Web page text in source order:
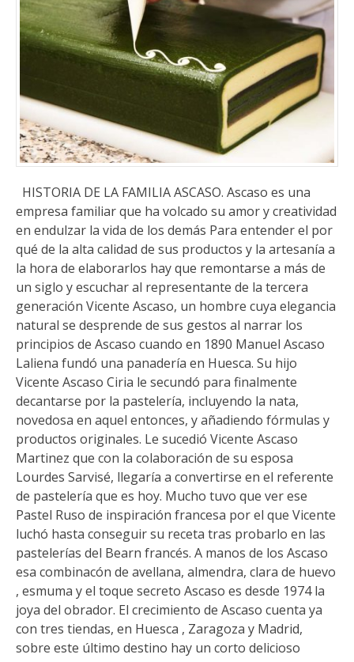
HISTORIA DE LA FAMILIA ASCASO. Ascaso es una
empresa familiar que ha volcado su amor y creatividad
en endulzar la vida de los demás Para entender el por
qué de la alta calidad de sus productos y la artesanía a
la hora de elaborarlos hay que remontarse a más de
un siglo y escuchar al representante de la tercera
generación Vicente Ascaso, un hombre cuya elegancia
natural se desprende de sus gestos al narrar los
principios de Ascaso cuando en 1890 Manuel Ascaso
Laliena fundó una panadería en Huesca. Su hijo
Vicente Ascaso Ciria le secundó para finalmente
decantarse por la pastelería, incluyendo la nata,
novedosa en aquel entonces, y añadiendo fórmulas y
productos originales. Le sucedió Vicente Ascaso
Martinez que con la colaboración de su esposa
Lourdes Sarvisé, llegaría a convertirse en el referente
de pastelería que es hoy. Mucho tuvo que ver ese
Pastel Ruso de inspiración francesa por el que Vicente
luchó hasta conseguir su receta tras probarlo en las
pastelerías del Bearn francés. A manos de los Ascaso
esa combinacón de avellana, almendra, clara de huevo
, esmuma y el toque secreto Ascaso es desde 1974 la
joya del obrador. El crecimiento de Ascaso cuenta ya
con tres tiendas, en Huesca , Zaragoza y Madrid,
sobre este último destino hay un corto delicioso